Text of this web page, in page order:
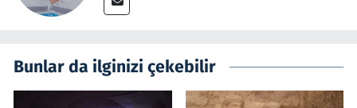
Bunlar da ilginizi çekebilir